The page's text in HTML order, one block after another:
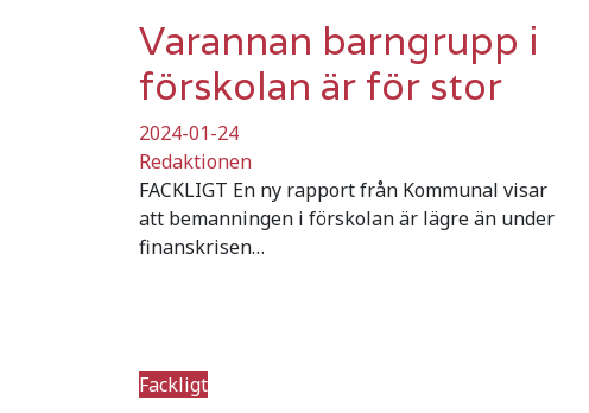
Varannan barngrupp i
förskolan är för stor
2024-01-24
Redaktionen
FACKLIGT En ny rapport från Kommunal visar
att bemanningen i förskolan är lägre än under
finanskrisen…
Fackligt